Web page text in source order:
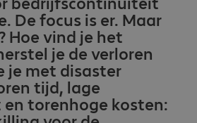
De focus is er. Maar
Hoe vind je het
je de verloren
je met disaster
tijd, lage
torenhoge kosten: